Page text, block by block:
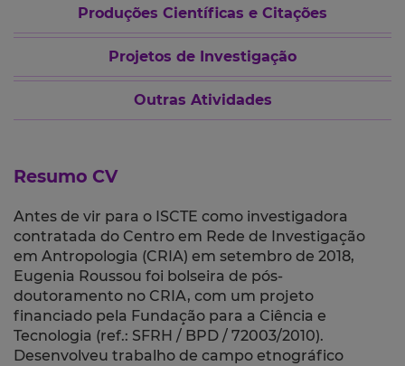
Produções Científicas e Citações
Projetos de Investigação
Outras Atividades
Resumo CV
Antes de vir para o ISCTE como investigadora
contratada do Centro em Rede de Investigação
em Antropologia (CRIA) em setembro de 2018,
Eugenia Roussou foi bolseira de pós-
doutoramento no CRIA, com um projeto
financiado pela Fundação para a Ciência e
Tecnologia (ref.: SFRH / BPD / 72003/2010).
Desenvolveu trabalho de campo etnográfico